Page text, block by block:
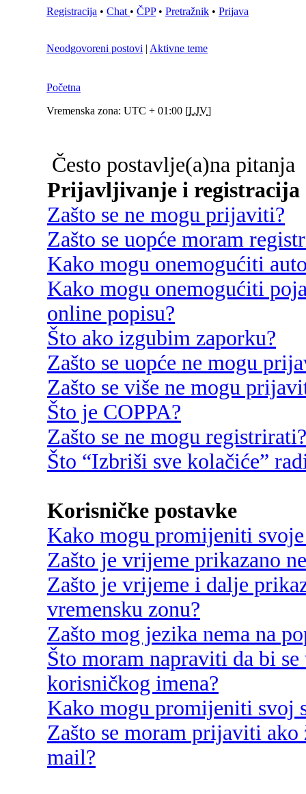
Registracija • Chat • ČPP• Pretražnik • Prijava
Neodgovoreni postovi | Aktivne teme
Početna
Vremenska zona: UTC + 01:00 [LJV]
Često postavlje(a)na pitanja
Prijavljivanje i registracija
Zašto se ne mogu prijaviti?
Zašto se uopće moram
Kako mogu onemogućiti
Kako mogu onemogućiti
online popisu?
Što ako izgubim zaporku?
Zašto se uopće ne mogu
Zašto se više ne mogu
Što je COPPA?
Zašto se ne mogu registrirati?
Što “Izbriši sve kolačiće”
Korisničke postavke
Kako mogu promijeniti svoje
Zašto je vrijeme prikazano
Zašto je vrijeme i dalje
vremensku zonu?
Zašto mog jezika nema na
Što moram napraviti da bi
korisničkog imena?
Kako mogu promijeniti svoj
Zašto se moram prijaviti
mail?